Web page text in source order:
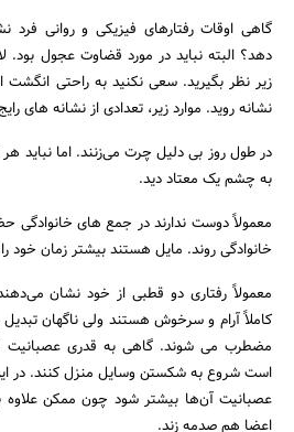
گاهی اوقات رفتارهای فیزیکی و روانی فرد
دهد؟ البته نباید در مورد قضاوت عجول بود.
زیر نظر بگیرید. سعی نکنید به راحتی انگشت
نشانه روید. موارد زیر، تعدادی از نشانه های
در طول روز بی دلیل چرت می‌‌زنند. اما نباید
به چشم یک معتاد دید.
معمولاً دوست ندارند در جمع های خانوادگی
خانوادگی روند. مایل هستند بیشتر زمان خود
معمولاً رفتاری دو قطبی از خود نشان
کاملاً آرام و سرخوش هستند ولی ناگهان
مضطرب می شوند. گاهی به قدری عصبانیت
است شروع به شکستن وسایل منزل کنند. در
عصبانیت آن‌ها بیشتر شود چون ممکن علاوه
اعضا هم صدمه زند.